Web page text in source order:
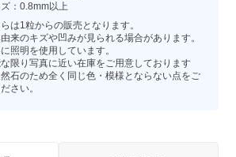
：0.8mm以上
らは1粒からの販売となります。
由来のキズや凹みが見られる場合があります。
に照明を使用しています。
な限り写真に近い在庫をご用意しております
石のため全く同じ色・模様とならない点をご
さい。